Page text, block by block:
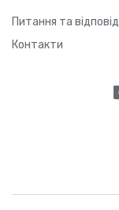
Питання та
Контакти